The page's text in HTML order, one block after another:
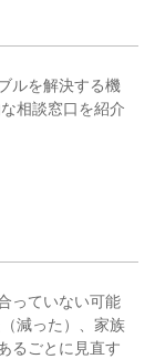
ルを解決する機
相談窓口を紹介
っていない可能
減った）、家族
るごとに見直す